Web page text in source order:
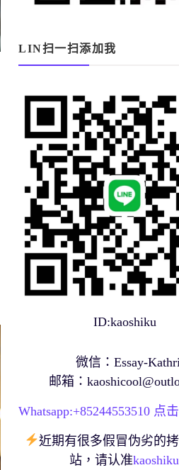
LIN扫一扫添加我
ID:kaoshiku
微信：Essay-
邮箱：
Whatsapp:+85244553510 点
近期有很多假冒伪劣的
站，请认准